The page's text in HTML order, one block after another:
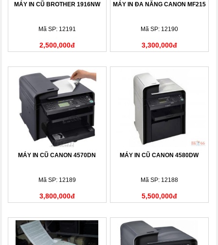
MÁY IN CŨ BROTHER 1916NW
Mã SP: 12191
2,500,000đ
MÁY IN ĐA NĂNG CANON MF215
Mã SP: 12190
3,300,000đ
MÁY IN CŨ CANON 4570DN
Mã SP: 12189
3,800,000đ
MÁY IN CŨ CANON 4580DW
Mã SP: 12188
5,500,000đ